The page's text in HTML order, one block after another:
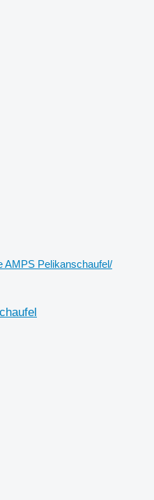
AMPS Pelikanschaufel/